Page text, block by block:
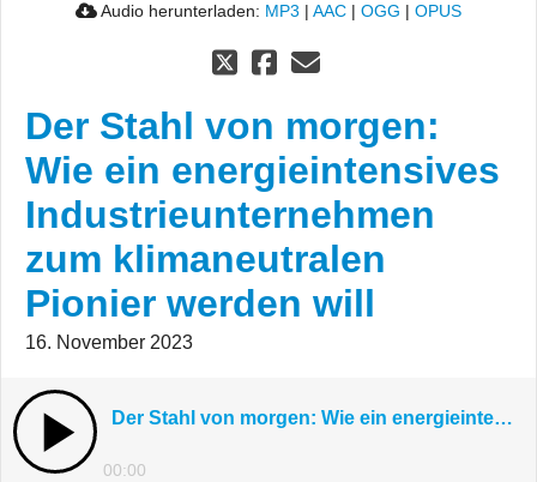
Audio herunterladen: MP3 | AAC | OGG | OPUS
Der Stahl von morgen:
Wie ein energieintensives
Industrieunternehmen
zum klimaneutralen
Pionier werden will
16. November 2023
Der Stahl von morgen: Wie ein energieintensives Industrieunternehmen zum klimaneutralen Pionier werden will
00:00